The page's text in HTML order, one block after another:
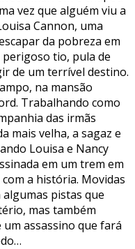
vez que alguém viu a
Cannon, uma
da pobreza em
perigoso tio, pula de
de um terrível destino.
na mansão
Trabalhando como
das irmãs
mais velha, a sagaz e
Louisa e Nancy
em um trem em
a história. Movidas
pistas que
mas também
um assassino que fará